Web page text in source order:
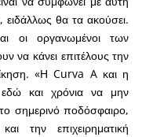
ειδάλλως θα τα ακούσει.
οι οργανωμένοι των
να κάνει επιτέλους την
«Η Curva A και η
και χρόνια να μην
σημερινό ποδόσφαιρο,
την επιχειρηματική